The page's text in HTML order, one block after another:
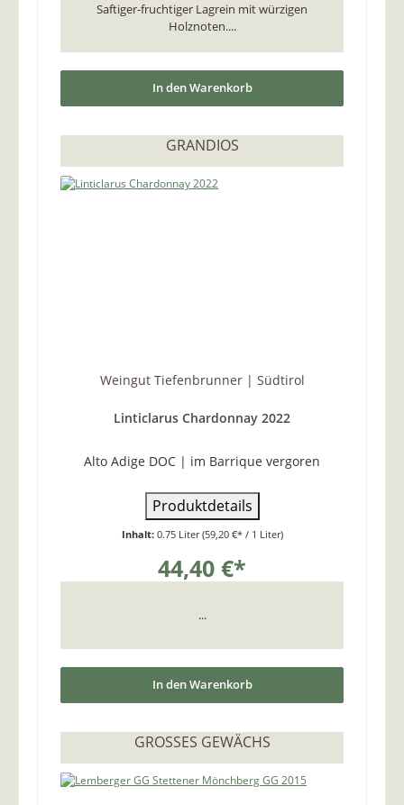
Saftiger-fruchtiger Lagrein mit würzigen
Holznoten....
In den Warenkorb
GRANDIOS
Weingut Tiefenbrunner | Südtirol
Linticlarus Chardonnay 2022
Alto Adige DOC | im Barrique vergoren
Produktdetails
Inhalt: 0.75 Liter(59,20 €* / 1 Liter)
44,40 €*
...
In den Warenkorb
GROSSES GEWÄCHS